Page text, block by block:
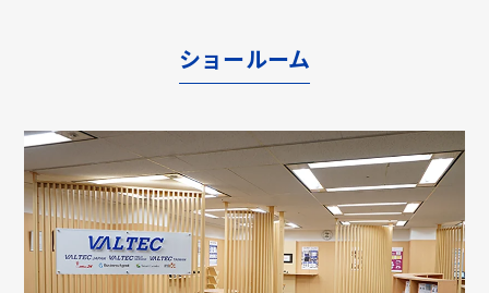
ショールーム